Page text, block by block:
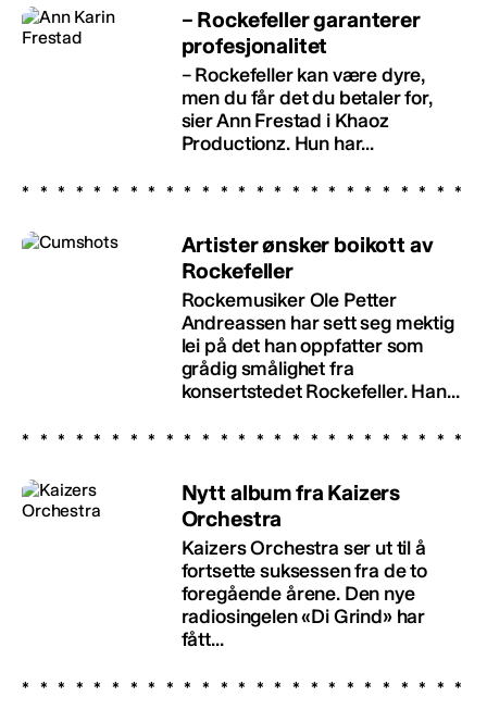
– Rockefeller garanterer
profesjonalitet
– Rockefeller kan være dyre,
men du får det du betaler for,
sier Ann Frestad i Khaoz
Productionz. Hun har...
Artister ønsker boikott av
Rockefeller
Rockemusiker Ole Petter
Andreassen har sett seg mektig
lei på det han oppfatter som
grådig smålighet fra
konsertstedet Rockefeller. Han...
Nytt album fra Kaizers
Orchestra
Kaizers Orchestra ser ut til å
fortsette suksessen fra de to
foregående årene. Den nye
radiosingelen «Di Grind» har
fått...